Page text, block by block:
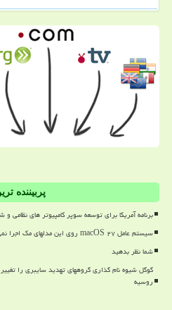
پربیننده
برنامه آمریکا برای توسعه سوپر کامپیوتر های نظامی
سیستم عامل macOS ۲۷ روی این مدلهای مک اجرا نمی شود
شما نظر بدهید
روسیه